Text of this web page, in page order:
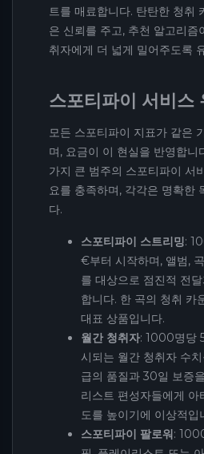
트를 매료합니다. 탄탄한 청취
은 신뢰를 주고, 추천 알고리즘
취자에게 더 넓게 밀어주도록
스포티파이 서비스
모든 스포티파이 지표가 같은
며, 요금이 이 현실을 반영합
가지 큰 범주의 스포티파이 서
요를 충족하며, 각각은 명확한
다.
스포티파이 스트리밍:
€부터 시작하며, 앨범,
를 대상으로 점진적 전
합니다. 한 곡의 청취 카
대표 상품입니다.
월간 청취자: 1000명당
시되는 월간 청취자 수
급의 품질과 30일 보증
리스트 편성자들에게 아
도를 높이기에 이상적입
스포티파이 팔로워: